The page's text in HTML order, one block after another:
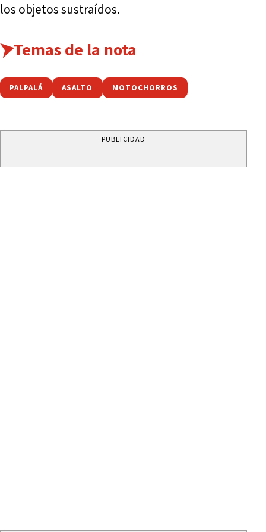
los objetos sustraídos.
Temas de la nota
PALPALÁ ASALTO MOTOCHORROS
PUBLICIDAD